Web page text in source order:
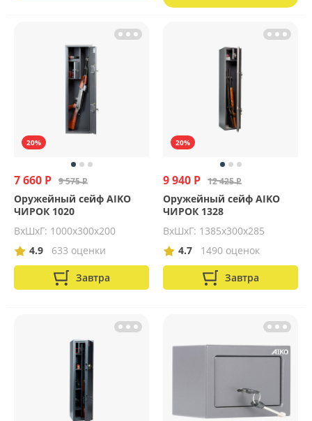
20%
7 660 Р 9 575 Р
Оружейный сейф AIKO
ЧИРОК 1020
ВхШхГ: 1000х300х200
4.9
633 оценки
Завтра
20%
9 940 Р 12 425 Р
Оружейный сейф AIKO
ЧИРОК 1328
ВхШхГ: 1385х300х285
4.7
1490 оценок
Завтра